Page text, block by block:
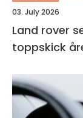
03. July 2026
Land rover service så
toppskick